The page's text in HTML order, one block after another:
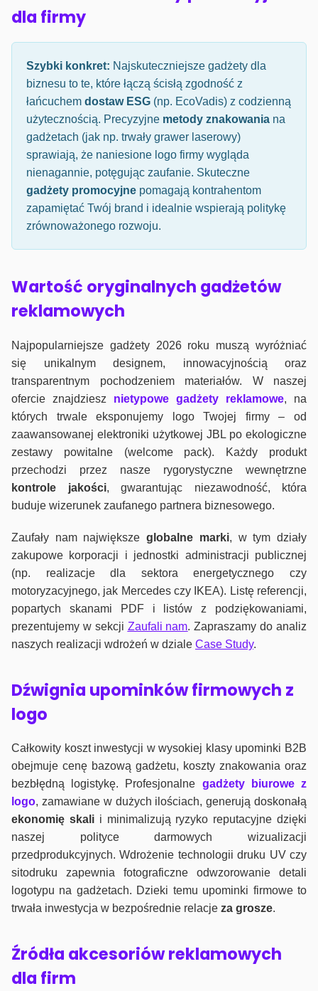
dla firmy
Szybki konkret: Najskuteczniejsze gadżety dla
biznesu to te, które łączą ścisłą zgodność z
łańcuchem dostaw ESG (np. EcoVadis) z codzienną
użytecznością. Precyzyjne metody znakowania na
gadżetach (jak np. trwały grawer laserowy)
sprawiają, że naniesione logo firmy wygląda
nienagannie, potęgując zaufanie. Skuteczne
gadżety promocyjne pomagają kontrahentom
zapamiętać Twój brand i idealnie wspierają politykę
zrównoważonego rozwoju.
Wartość oryginalnych gadżetów
reklamowych
Najpopularniejsze gadżety 2026 roku muszą wyróżniać
się unikalnym designem, innowacyjnością oraz
transparentnym pochodzeniem materiałów. W naszej
ofercie znajdziesz nietypowe gadżety reklamowe, na
których trwale eksponujemy logo Twojej firmy – od
zaawansowanej elektroniki użytkowej JBL po ekologiczne
zestawy powitalne (welcome pack). Każdy produkt
przechodzi przez nasze rygorystyczne wewnętrzne
kontrole jakości, gwarantując niezawodność, która
buduje wizerunek zaufanego partnera biznesowego.
Zaufały nam największeglobalne marki, w tym działy
zakupowe korporacji i jednostki administracji publicznej
(np. realizacje dla sektora energetycznego czy
motoryzacyjnego, jak Mercedes czy IKEA). Listę referencji,
popartych skanami PDF i listów z podziękowaniami,
prezentujemy w sekcji Zaufali nam. Zapraszamy do analiz
naszych realizacji wdrożeń w dziale Case Study.
Dźwignia upominków firmowych z
logo
Całkowity koszt inwestycji w wysokiej klasy upominki B2B
obejmuje cenę bazową gadżetu, koszty znakowania oraz
bezbłędną logistykę. Profesjonalne gadżety biurowe z
logo, zamawiane w dużych ilościach, generują doskonałą
ekonomię skalii minimalizują ryzyko reputacyjne dzięki
naszej polityce darmowych wizualizacji
przedprodukcyjnych. Wdrożenie technologii druku UV czy
sitodruku zapewnia fotograficzne odwzorowanie detali
logotypu na gadżetach. Dzieki temu upominki firmowe to
trwała inwestycja w bezpośrednie relacje za grosze.
Źródła akcesoriów reklamowych
dla firm